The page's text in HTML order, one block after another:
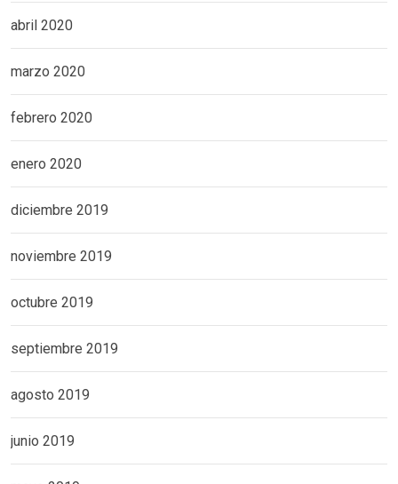
abril 2020
marzo 2020
febrero 2020
enero 2020
diciembre 2019
noviembre 2019
octubre 2019
septiembre 2019
agosto 2019
junio 2019